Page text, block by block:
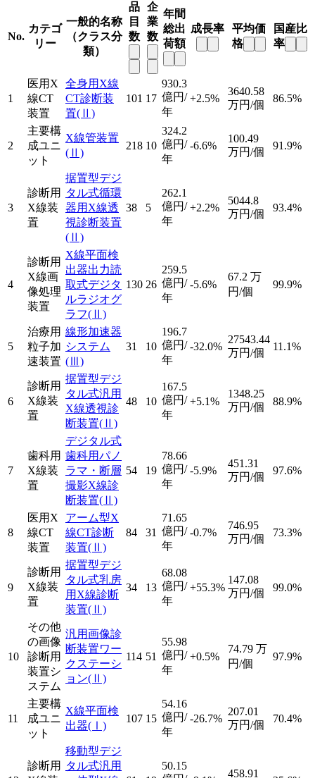
No.
カテゴ
リー
一般的名称
（クラス分
類）
品
目
数
企
業
数
年間
総出
荷額
成長率
平均価
格
国産比
率
1
医用X
線CT
装置
全身用X線
CT診断装
置(Ⅱ)
101 17
930.3
億円/
年
+2.5%
3640.58
万円/個
86.5%
2
主要構
成ユニ
ット
X線管装置
(Ⅱ)
218 10
324.2
億円/
年
-6.6%
100.49
万円/個
91.9%
3
診断用
X線装
置
据置型デジ
タル式循環
器用X線透
視診断装置
(Ⅱ)
38 5
262.1
億円/
年
+2.2%
5044.8
万円/個
93.4%
4
診断用
X線画
像処理
装置
X線平面検
出器出力読
取式デジタ
ルラジオグ
ラフ(Ⅱ)
130 26
259.5
億円/
年
-5.6%
67.2 万
円/個
99.9%
5
治療用
粒子加
速装置
線形加速器
システム
(Ⅲ)
31 10
196.7
億円/
年
-32.0%
27543.44
万円/個
11.1%
6
診断用
X線装
置
据置型デジ
タル式汎用
X線透視診
断装置(Ⅱ)
48 10
167.5
億円/
年
+5.1%
1348.25
万円/個
88.9%
7
歯科用
X線装
置
デジタル式
歯科用パノ
ラマ・断層
撮影X線診
断装置(Ⅱ)
54 19
78.66
億円/
年
-5.9%
451.31
万円/個
97.6%
8
医用X
線CT
装置
アーム型X
線CT診断
装置(Ⅱ)
84 31
71.65
億円/
年
-0.7%
746.95
万円/個
73.3%
9
診断用
X線装
置
据置型デジ
タル式乳房
用X線診断
装置(Ⅱ)
34 13
68.08
億円/
年
+55.3%
147.08
万円/個
99.0%
10
その他
の画像
診断用
装置シ
ステム
汎用画像診
断装置ワー
クステーシ
ョン(Ⅱ)
114 51
55.98
億円/
年
+0.5%
74.79 万
円/個
97.9%
11
主要構
成ユニ
ット
X線平面検
出器(Ⅰ)
107 15
54.16
億円/
年
-26.7%
207.01
万円/個
70.4%
診断用
移動型デジ
タル式汎用
50.15
458.91